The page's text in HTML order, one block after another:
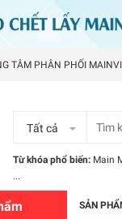
TÂM PHÂN PHỐI
Tất cả
Từ khóa phổ biến: Main
...
SẢN